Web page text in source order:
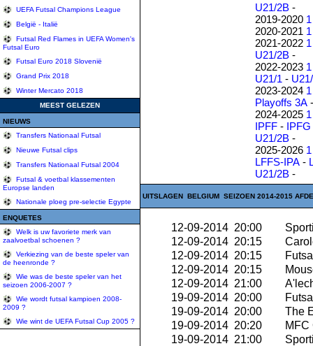
UEFA Futsal Champions League
België - Italië
Futsal Red Flames in UEFA Women's
Futsal Euro
Futsal Euro 2018 Slovenië
Grand Prix 2018
Winter Mercato 2018
MEEST GELEZEN
NIEUWS
Transfers Nationaal Futsal
Nieuwe Futsal clips
Transfers Nationaal Futsal 2004
Futsal & voetbal klassementen
Europse landen
Nationale ploeg pre-selectie Egypte
ENQUETES
Welk is uw favoriete merk van
zaalvoetbal schoenen ?
Verkiezing van de beste speler van
de heenronde ?
Wie was de beste speler van het
seizoen 2006-2007 ?
Wie wordt futsal kampioen 2008-
2009 ?
Wie wint de UEFA Futsal Cup 2005 ?
U21/2B -
2019-2020 1
2020-2021 1
2021-2022 1
U21/2B -
2022-2023 1
U21/1 -
2023-2024 1
Playoffs 3A
2024-2025 1
IPFF - IPFG
U21/2B -
2025-2026 1
LFFS-IPA -
U21/2B -
UITSLAGEN BELGIUM SEIZOEN 2014-2015
12-09-2014 20:00
12-09-2014 20:15
12-09-2014 20:15
12-09-2014 20:15
12-09-2014 21:00
19-09-2014 20:00
19-09-2014 20:00
The
19-09-2014 20:20
MFC
19-09-2014 21:00